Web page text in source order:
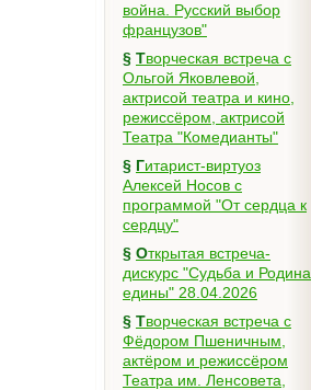
война. Русский выбор
французов"
§ Творческая встреча с
Ольгой Яковлевой,
актрисой театра и кино,
режиссёром, актрисой
Театра "Комедианты"
§ Гитарист-виртуоз
Алексей Носов с
программой "От сердца к
сердцу"
§ Открытая встреча-
дискурс "Судьба и Родина
едины" 28.04.2026
§ Творческая встреча с
Фёдором Пшеничным,
актёром и режиссёром
Театра им. Ленсовета,